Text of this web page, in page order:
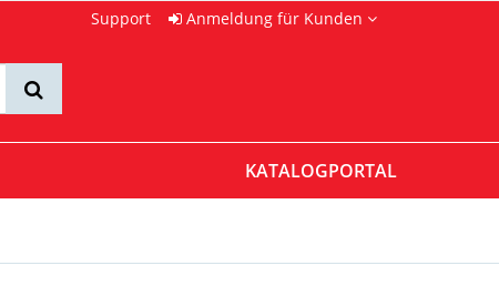
Support Anmeldung für Kunden
KATALOGPORTAL